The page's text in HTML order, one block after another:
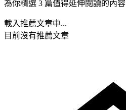
為你精選 3 篇值得延伸閱讀的內容
載入推薦文章中...
目前沒有推薦文章